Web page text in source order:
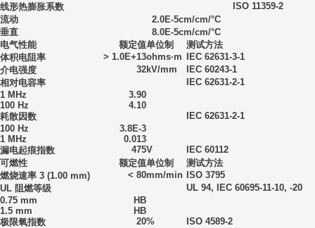
线形热膨胀系数
ISO 11359-2
流动
2.0E-5cm/cm/°C
垂直
8.0E-5cm/cm/°C
电气性能
额定值单位制
测试方法
体积电阻率
> 1.0E+13ohms·m
IEC 62631-3-1
介电强度
32kV/mm
IEC 60243-1
相对电容率
IEC 62631-2-1
1 MHz
3.90
100 Hz
4.10
耗散因数
IEC 62631-2-1
100 Hz
3.8E-3
1 MHz
0.013
漏电起痕指数
475V
IEC 60112
可燃性
额定值单位制
测试方法
燃烧速率 3 (1.00 mm) < 80mm/min ISO 3795
UL 阻燃等级
UL 94,
IEC 60695-11-10, -20
0.75 mm
HB
1.5 mm
HB
极限氧指数
20%
ISO 4589-2